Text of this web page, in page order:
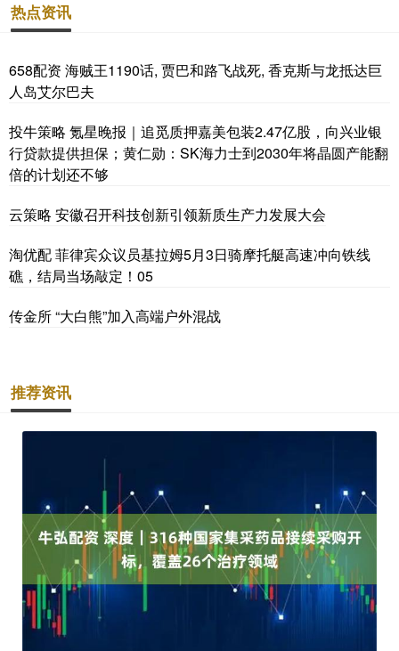
热点资讯
658配资 海贼王1190话, 贾巴和路飞战死, 香克斯与龙抵达巨
人岛艾尔巴夫
投牛策略 氪星晚报｜追觅质押嘉美包装2.47亿股，向兴业银
行贷款提供担保；黄仁勋：SK海力士到2030年将晶圆产能翻
倍的计划还不够
云策略 安徽召开科技创新引领新质生产力发展大会
淘优配 菲律宾众议员基拉姆5月3日骑摩托艇高速冲向铁线
礁，结局当场敲定！05
传金所 “大白熊”加入高端户外混战
推荐资讯